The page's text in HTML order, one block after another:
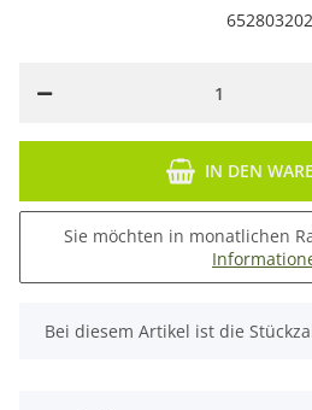
652803202
IN DEN
Sie möchten in monatlichen
x
Bei diesem Artikel ist die